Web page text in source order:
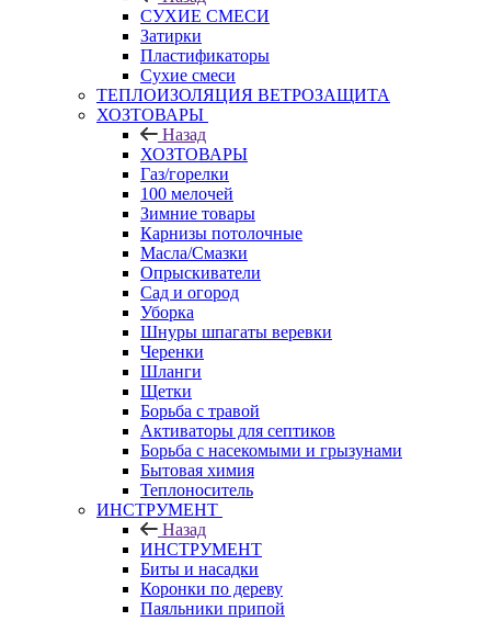
СУХИЕ СМЕСИ
Затирки
Пластификаторы
Сухие смеси
ТЕПЛОИЗОЛЯЦИЯ ВЕТРОЗАЩИТА
ХОЗТОВАРЫ
Назад
ХОЗТОВАРЫ
Газ/горелки
100 мелочей
Зимние товары
Карнизы потолочные
Масла/Смазки
Опрыскиватели
Сад и огород
Уборка
Шнуры шпагаты веревки
Черенки
Шланги
Щетки
Борьба с травой
Активаторы для септиков
Борьба с насекомыми и грызунами
Бытовая химия
Теплоноситель
ИНСТРУМЕНТ
Назад
ИНСТРУМЕНТ
Биты и насадки
Коронки по дереву
Паяльники припой